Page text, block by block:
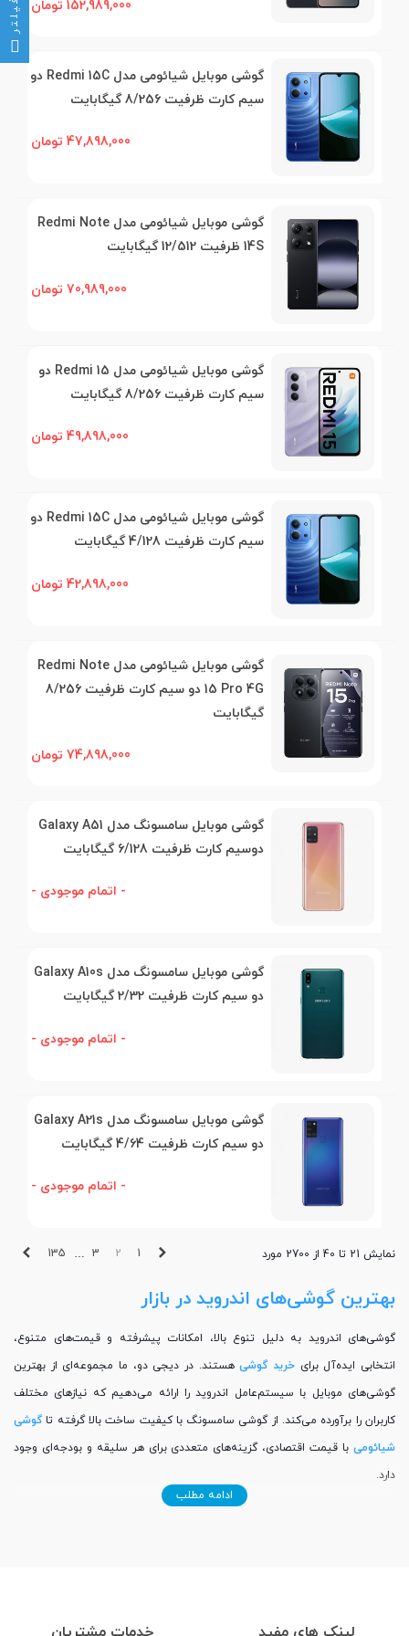
152,989,000 تومان
گوشی موبایل شیائومی مدل Redmi 15C دو
سیم کارت ظرفیت 8/256 گیگابایت
47,898,000 تومان
گوشی موبایل شیائومی مدل Redmi Note
14S ظرفیت 12/512 گیگابایت
70,989,000 تومان
گوشی موبایل شیائومی مدل Redmi 15 دو
سیم کارت ظرفیت 8/256 گیگابایت
49,898,000 تومان
گوشی موبایل شیائومی مدل Redmi 15C دو
سیم کارت ظرفیت 4/128 گیگابایت
42,898,000 تومان
گوشی موبایل شیائومی مدل Redmi Note
15 Pro 4G دو سیم کارت ظرفیت 8/256
گیگابایت
74,898,000 تومان
گوشی موبایل سامسونگ مدل Galaxy A51
دوسیم کارت ظرفیت 6/128 گیگابایت
- اتمام موجودی -
گوشی موبایل سامسونگ مدل Galaxy A10s
دو سیم کارت ظرفیت 2/32 گیگابایت
- اتمام موجودی -
گوشی موبایل سامسونگ مدل Galaxy A21s
دو سیم کارت ظرفیت 4/64 گیگابایت
- اتمام موجودی -
نمایش 21 تا 40 از 2700 مورد قبلی
1
2
3
…
135
بهترین گوشی‌های اندروید در بازار
گوشی‌های اندروید به دلیل تنوع بالا، امکانات پیشرفته و قیمت‌های متنوع،
انتخابی ایده‌آل برای خرید گوشیهستند. در دیجی دو، ما مجموعه‌ای از بهترین
گوشی‌های موبایل با سیستم‌عامل اندروید را ارائه می‌دهیم که نیازهای مختلف
کاربران را برآورده می‌کند. از گوشی سامسونگ با کیفیت ساخت بالا گرفته تاگوشی
شیائومی با قیمت اقتصادی، گزینه‌های متعددی برای هر سلیقه و بودجه‌ای وجود
دارد.
چرا گوشی اندروید بخریم؟
اگر قصد خرید گوشی اندروید را دارید، در دیجی دو می‌توانید مدل‌های متنوعی از
ادامه مطلب
فیلتر